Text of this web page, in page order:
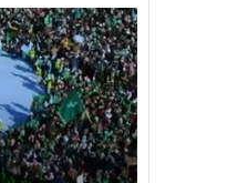
العدو
الإسرائيلي
اعتقل
543
طفلا
فلسطينيا
خلال
يناير 31, 2021